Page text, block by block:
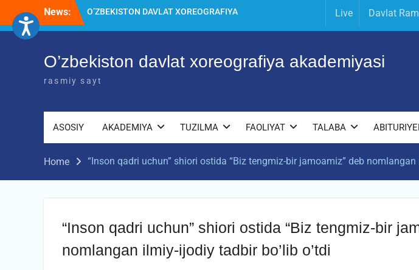
content
News:
O’ZBEKISTON DAVLAT XOREOGRAFIYA
Akademiyada kasbiy ijodiy imtihon
Live Davlat
O’zbekiston davlat xoreografiya akademiyasi
rasmiy sayt
ASOSIY AKADEMIYA TUZILMA FAOLIYAT TALABA
Home “Inson qadri uchun” shiori ostida “Biz tengmiz-bir jamoamiz” deb nomlangan
“Inson qadri uchun” shiori ostida “Biz tengmiz-bir
nomlangan ilmiy-ijodiy tadbir bo’lib o’tdi